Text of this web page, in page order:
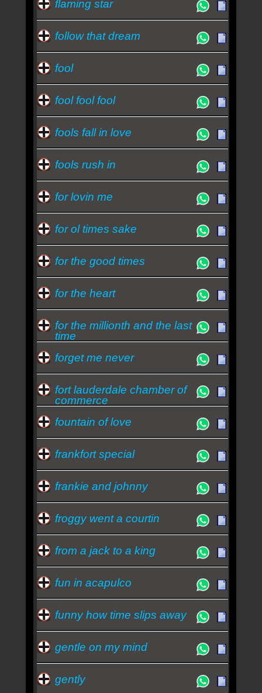
flaming star
follow that dream
fool
fool fool fool
fools fall in love
fools rush in
for lovin me
for ol times sake
for the good times
for the heart
for the millionth and the last
time
forget me never
fort lauderdale chamber of
commerce
fountain of love
frankfort special
frankie and johnny
froggy went a courtin
from a jack to a king
fun in acapulco
funny how time slips away
gentle on my mind
gently